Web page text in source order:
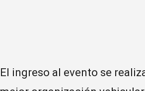
El ingreso al evento se